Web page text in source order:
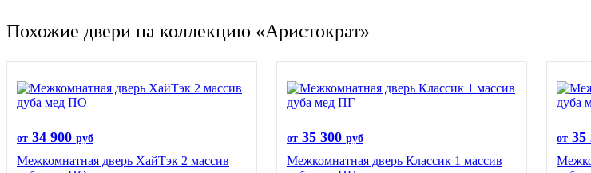
Похожие двери на коллекцию «Аристократ»
от 34 900 руб
Межкомнатная дверь ХайТэк 2 массив
от 35 300 руб
Межкомнатная дверь Классик 1 массив
от 35